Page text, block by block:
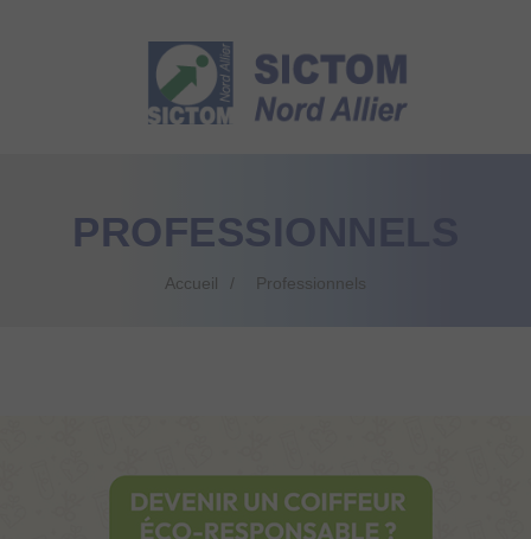
PROFESSIONNELS
Accueil Professionnels